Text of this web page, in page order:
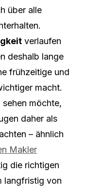
über alle
verlaufen
deshalb lange
frühzeitige und
macht.
möchte,
daher als
– ähnlich
Makler
die richtigen
langfristig von